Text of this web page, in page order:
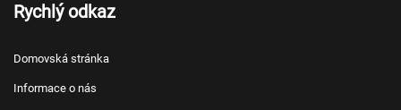
Rychlý odkaz
Domovská stránka
Informace o nás